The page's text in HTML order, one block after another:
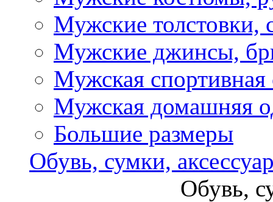
Мужские толстовки,
Мужские джинсы,
Мужская спортивная
Мужская домашняя
Большие размеры
Обувь, сумки,
Обувь,